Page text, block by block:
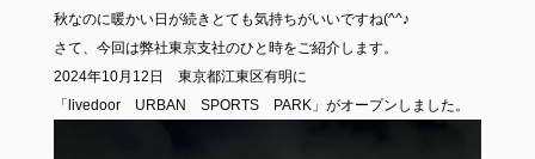
秋なのに暖かい日が続きとても気持ちがいいですね(^^♪
さて、今回は弊社東京支社のひと時をご紹介します。
2024年10月12日 東京都江東区有明に
「livedoor URBAN SPORTS PARK」がオープンしました。